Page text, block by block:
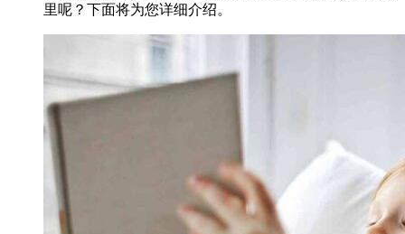
里呢？下面将为您详细介绍。